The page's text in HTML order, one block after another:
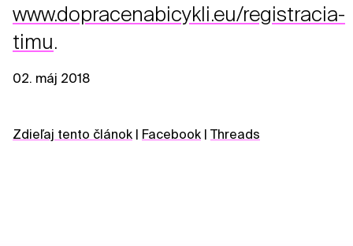
www.dopracenabicykli.eu/registracia-
timu.
02. máj 2018
Zdieľaj tento článok Facebook Threads